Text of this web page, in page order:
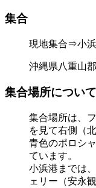
集合
現地集合⇒小
沖縄県八重山
集合場所について
集合場所は、
を見て右側（
青色のポロシ
ています。
小浜港までは
ェリー（安永